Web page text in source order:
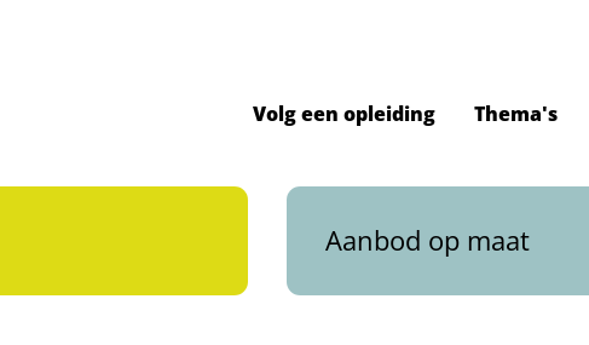
Volg een opleiding Thema's
Aanbod op maat